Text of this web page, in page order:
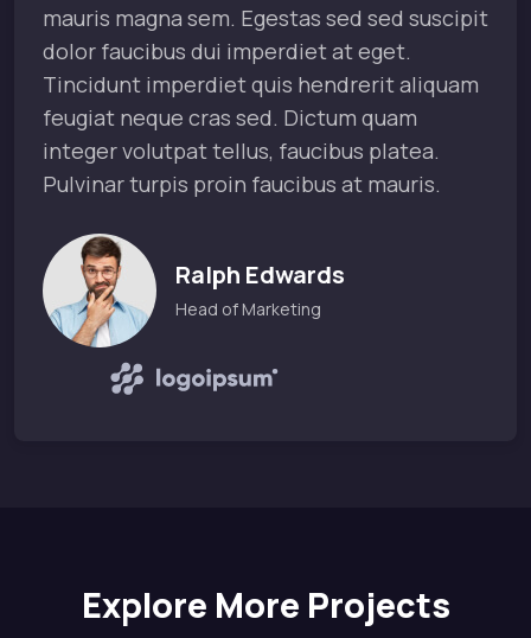
mauris magna sem. Egestas sed sed suscipit
dolor faucibus dui imperdiet at eget.
Tincidunt imperdiet quis hendrerit aliquam
feugiat neque cras sed. Dictum quam
integer volutpat tellus, faucibus platea.
Pulvinar turpis proin faucibus at mauris.
Ralph Edwards
Head of Marketing
Explore More Projects